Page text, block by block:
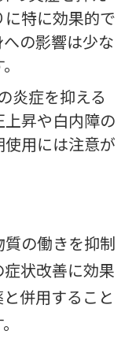
特に効果的で
の影響は少な
炎症を抑える
昇や白内障の
用には注意が
質の働きを抑制
状改善に効果
併用すること